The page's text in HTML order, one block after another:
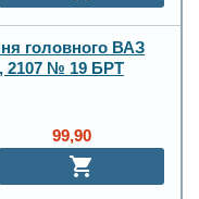
головного ВАЗ
2107 № 19 БРТ
99,90